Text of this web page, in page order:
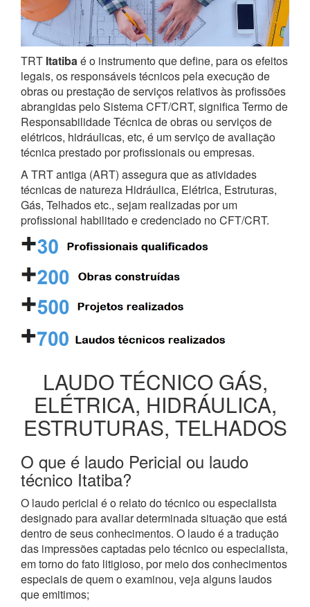
TRT Itatibaé o instrumento que define, para os efeitos
legais, os responsáveis técnicos pela execução de
obras ou prestação de serviços relativos às profissões
abrangidas pelo Sistema CFT/CRT, significa Termo de
Responsabilidade Técnica de obras ou serviços de
elétricos, hidráulicas, etc, é um serviço de avaliação
técnica prestado por profissionais ou empresas.
A TRT antiga (ART) assegura que as atividades
técnicas de natureza Hidráulica, Elétrica, Estruturas,
Gás, Telhados etc., sejam realizadas por um
profissional habilitado e credenciado no CFT/CRT.
LAUDO TÉCNICO GÁS,
ELÉTRICA, HIDRÁULICA,
ESTRUTURAS, TELHADOS
O que é laudo Pericial ou laudo
técnico Itatiba?
O laudo pericial é o relato do técnico ou especialista
designado para avaliar determinada situação que está
dentro de seus conhecimentos. O laudo é a tradução
das impressões captadas pelo técnico ou especialista,
em torno do fato litigioso, por meio dos conhecimentos
especiais de quem o examinou, veja alguns laudos
que emitimos;